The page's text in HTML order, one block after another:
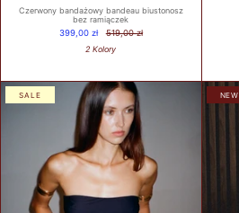
GET
TIPS /
WSKAZÓWKI
Czerwony bandażowy bandeau biustonosz
bez ramiączek
399,00 zł
519,00 zł
2 Kolory
SALE NEW